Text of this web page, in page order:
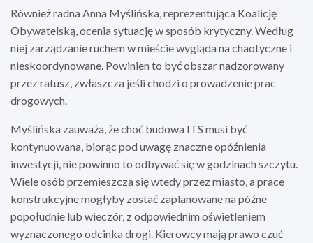
Również radna Anna Myślińska, reprezentująca Koalicję
Obywatelską, ocenia sytuację w sposób krytyczny. Według
niej zarządzanie ruchem w mieście wygląda na chaotyczne i
nieskoordynowane. Powinien to być obszar nadzorowany
przez ratusz, zwłaszcza jeśli chodzi o prowadzenie prac
drogowych.
Myślińska zauważa, że choć budowa ITS musi być
kontynuowana, biorąc pod uwagę znaczne opóźnienia
inwestycji, nie powinno to odbywać się w godzinach szczytu.
Wiele osób przemieszcza się wtedy przez miasto, a prace
konstrukcyjne mogłyby zostać zaplanowane na późne
popołudnie lub wieczór, z odpowiednim oświetleniem
wyznaczonego odcinka drogi. Kierowcy mają prawo czuć